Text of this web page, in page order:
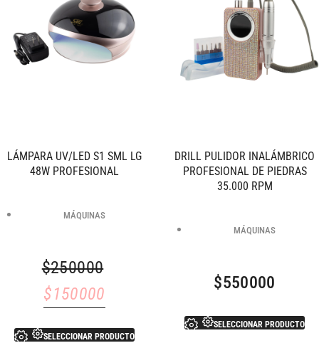
LÁMPARA UV/LED S1 SML LG
48W PROFESIONAL
MÁQUINAS
$250000
$150000
SELECCIONAR PRODUCTO
DRILL PULIDOR INALÁMBRICO
PROFESIONAL DE PIEDRAS
35.000 RPM
MÁQUINAS
$550000
SELECCIONAR PRODUCTO